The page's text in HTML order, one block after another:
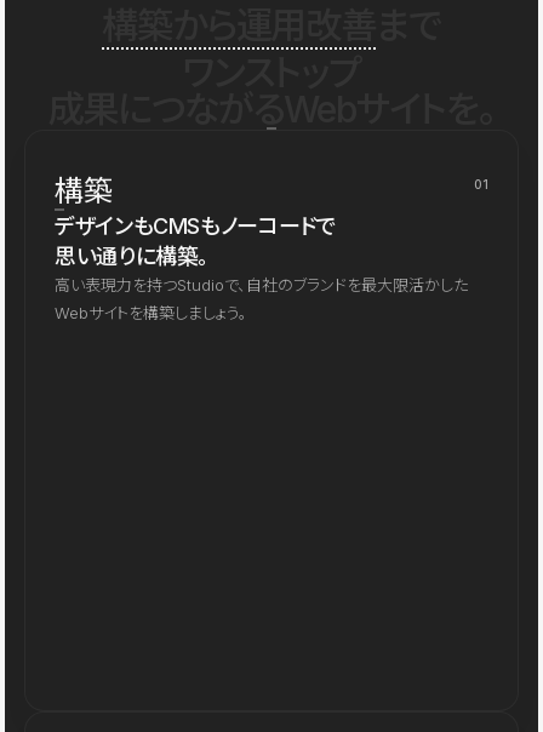
構築 01
デザインもCMSもノーコードで
思い通りに構築。
高い表現力を持つStudioで、自社のブランドを最大限活かした
Webサイトを構築しましょう。